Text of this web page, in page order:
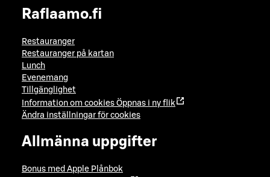
Raflaamo.fi
Restauranger
Restauranger på kartan
Lunch
Evenemang
Tillgänglighet
Information om cookies Öppnas i ny flik
Ändra inställningar för cookies
Allmänna uppgifter
Bonus med Apple Plånbok